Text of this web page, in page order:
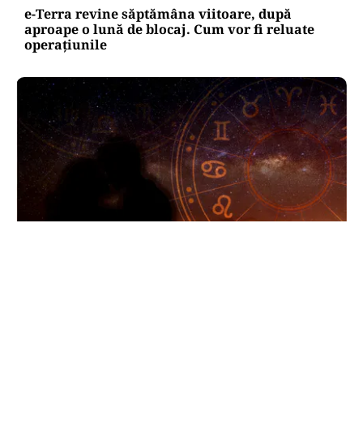
e-Terra revine săptămâna viitoare, după
aproape o lună de blocaj. Cum vor fi reluate
operațiunile